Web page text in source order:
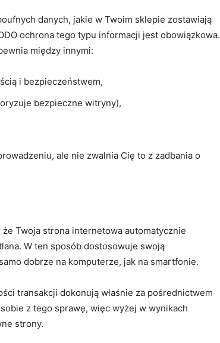
danych, jakie w Twoim sklepie zostawiają
ochrona tego typu informacji jest obowiązkowa.
między innymi:
i bezpieczeństwem,
bezpieczne witryny),
ale nie zwalnia Cię to z zadbania o
Twoja strona internetowa automatycznie
W ten sposób dostosowuje swoją
dobrze na komputerze, jak na smartfonie.
transakcji dokonują właśnie za pośrednictwem
z tego sprawę, więc wyżej w wynikach
strony.